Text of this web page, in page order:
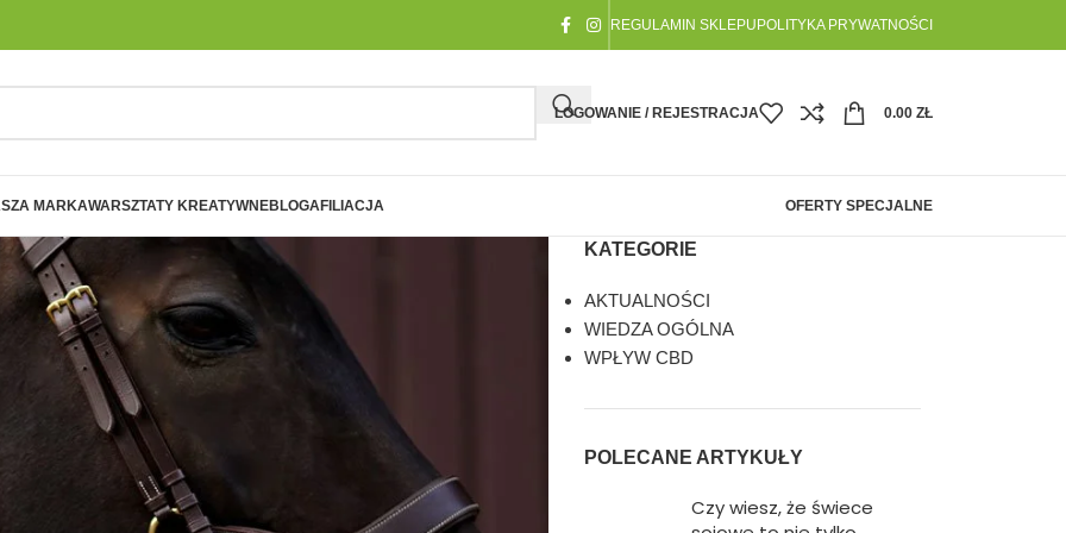
REGULAMIN SKLEPU POLITYKA PRYWATNOŚCI
LOGOWANIE / REJESTRACJA 0.00 ZŁ
się
Energia, świeżość, radość
Zastrzyk słońca w kroplach. Dodaje
mocy, poprawia nastrój i wypełnia
Oddech lasu, ukojenie z natury
Pozwól sobie na chwilę
zatrzymania, w której zapach staje
produktów, które dają
to co najważniejsze miłość.
Zestaw wyjątkowych produktów, które przygotują
Twoją skórę na lato, by była gładka, lśniąca i
MARKAWARSZTATY KREATYWNEBLOGAFILIACJA OFERTY SPECJALNE
KATEGORIE
AKTUALNOŚCI
WIEDZA OGÓLNA
WPŁYW CBD
POLECANE ARTYKUŁY
Czy wiesz, że świece